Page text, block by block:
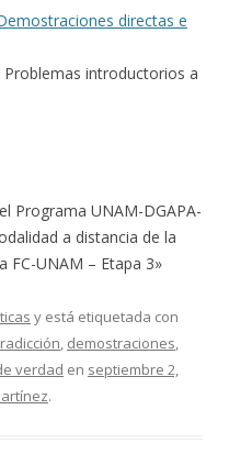
directas e
introductorios a
Programa UNAM-DGAPA-
a distancia de la
FC-UNAM – Etapa 3»
y está etiquetada con
, demostraciones,
verdad en septiembre 2,
.